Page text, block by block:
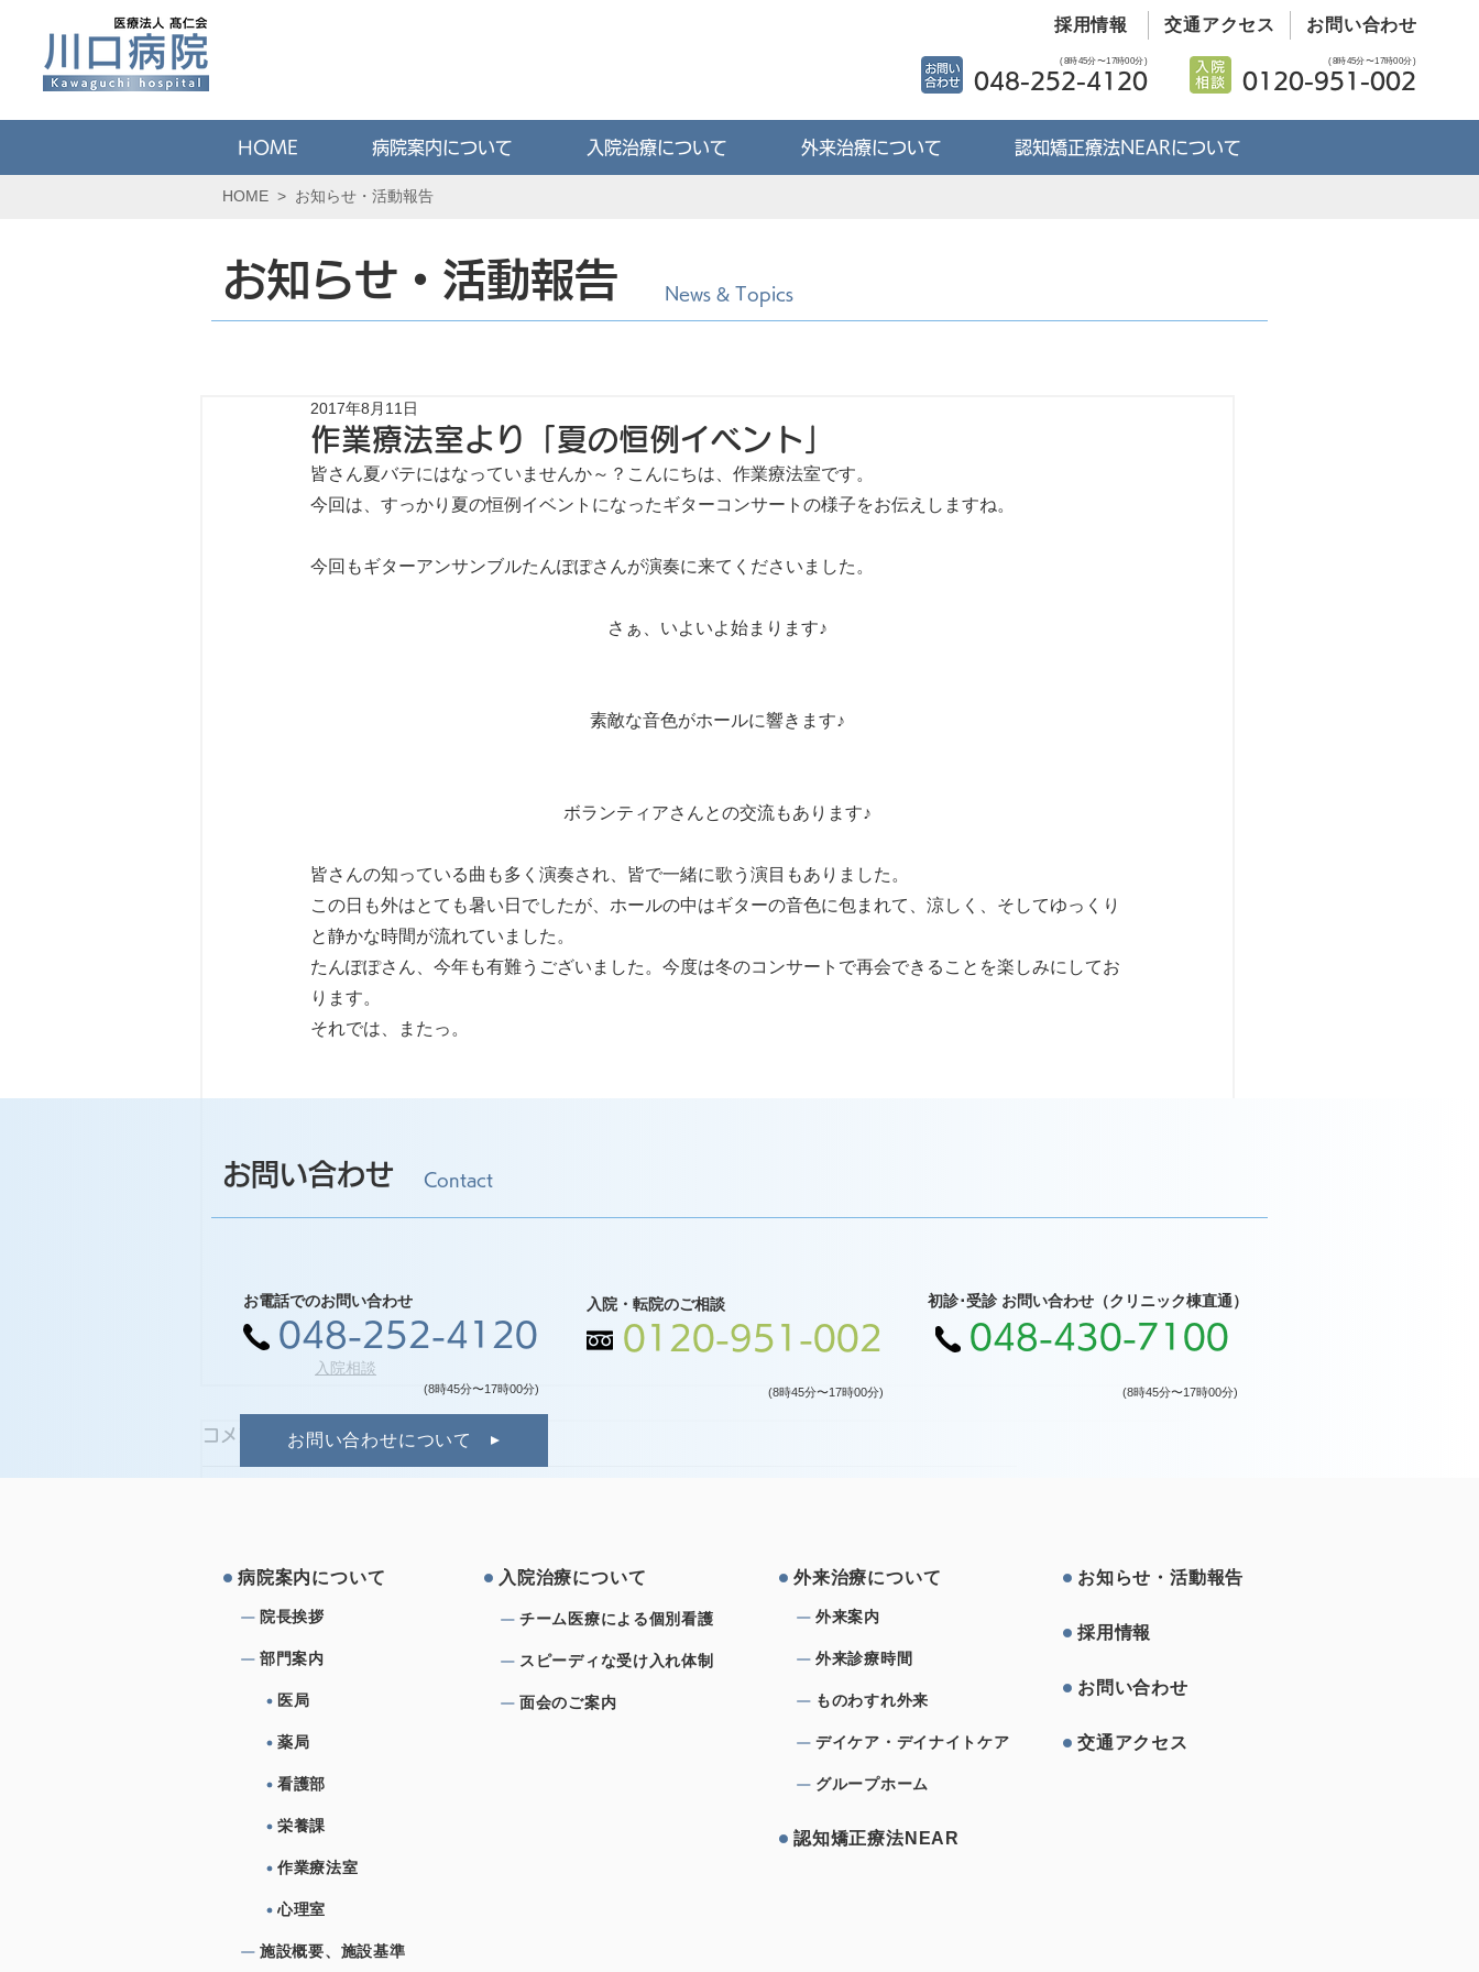
採用情報 交通アクセス お問い合わせ
(8時45分〜17時00分)
048-252-4120
(8時45分〜17時00分)
0120-951-002
HOME 病院案内について 入院治療について 外来治療について 認知矯正療法NEARについて
HOME > お知らせ・活動報告
お知らせ・活動報告 News & Topics
作業療法室より「夏の恒例イベント」
2017年8月11日
皆さん夏バテにはなっていませんか～？こんにちは、作業療法室です。
今回は、すっかり夏の恒例イベントになったギターコンサートの様子をお伝えしますね。
今回もギターアンサンブルたんぽぽさんが演奏に来てくださいました。
さぁ、いよいよ始まります♪
素敵な音色がホールに響きます♪
ボランティアさんとの交流もあります♪
皆さんの知っている曲も多く演奏され、皆で一緒に歌う演目もありました。
この日も外はとても暑い日でしたが、ホールの中はギターの音色に包まれて、涼しく、そしてゆっくり
と静かな時間が流れていました。
たんぽぽさん、今年も有難うございました。今度は冬のコンサートで再会できることを楽しみにしてお
ります。
それでは、またっ。
入院相談
コメント
お問い合わせ Contact
お電話でのお問い合わせ
048-252-4120
(8時45分〜17時00分)
入院・転院のご相談
0120-951-002
(8時45分〜17時00分)
初診･受診 お問い合わせ（クリニック棟直通）
048-430-7100
(8時45分〜17時00分)
お問い合わせについて
病院案内について
院⻑挨拶
部⾨案内
医局
⼊院治療について
チーム医療による個別看護
スピーディな受け⼊れ体制
⾯会のご案内
薬局
看護部
外来治療について
外来案内
外来診療時間
ものわすれ外来
デイケア・デイナイトケア
お知らせ・活動報告
採⽤情報
お問い合わせ
交通アクセス
グループホーム
栄養課
作業療法室
心理室
施設概要、施設基準
認知矯正療法NEAR